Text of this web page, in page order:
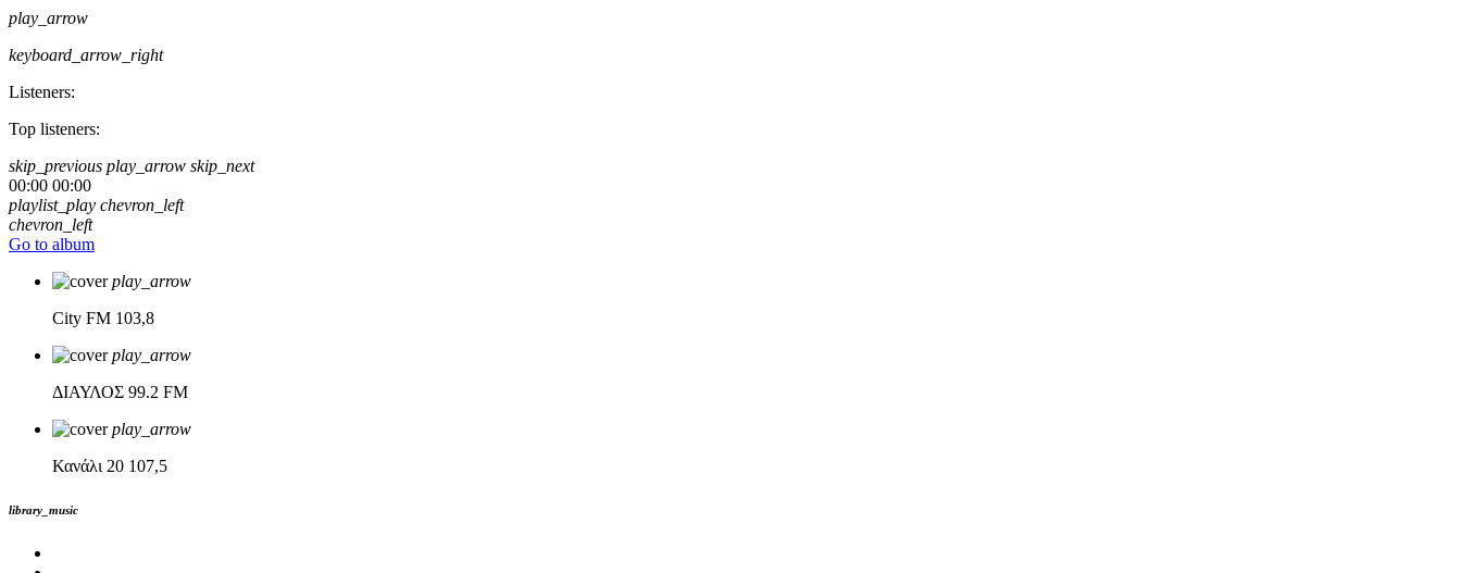
play_arrow
keyboard_arrow_right
Listeners:
Top listeners:
skip_previous play_arrow skip_next
00:00 00:00
playlist_play chevron_left
chevron_left
Go to album
play_arrow
City FM 103,8
play_arrow
ΔΙΑΥΛΟΣ 99.2 FM
play_arrow
Κανάλι 20 107,5
library_music